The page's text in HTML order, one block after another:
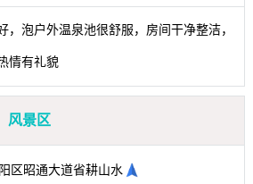
，泡户外温泉池很舒服，房间干净整洁，
情有礼貌
风景区
区昭通大道省耕山水